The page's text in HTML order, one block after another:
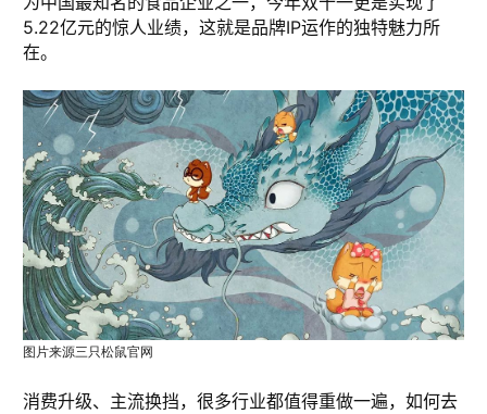
5.22亿元的惊人业绩，这就是品牌IP运作的独特魅力所
在。
图片来源三只松鼠官网
消费升级、主流换挡，很多行业都值得重做一遍，如何去